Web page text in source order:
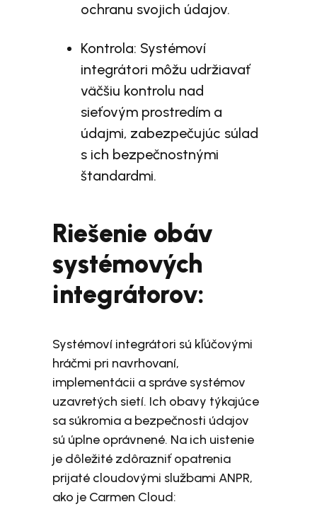
ochranu svojich údajov.
Kontrola: Systémoví
integrátori môžu udržiavať
väčšiu kontrolu nad
sieťovým prostredím a
údajmi, zabezpečujúc súlad
s ich bezpečnostnými
štandardmi.
Riešenie obáv
systémových
integrátorov:
Systémoví integrátori sú kľúčovými
hráčmi pri navrhovaní,
implementácii a správe systémov
uzavretých sietí. Ich obavy týkajúce
sa súkromia a bezpečnosti údajov
sú úplne oprávnené. Na ich uistenie
je dôležité zdôrazniť opatrenia
prijaté cloudovými službami ANPR,
ako je Carmen Cloud: